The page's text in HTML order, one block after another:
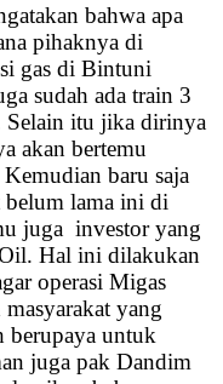
bahwa apa
pihaknya di
gas di Bintuni
sudah ada train 3
Selain itu jika dirinya
akan bertemu
baru saja
belum lama ini di
juga investor yang
Hal ini dilakukan
operasi Migas
yang
berupaya untuk
juga pak Dandim